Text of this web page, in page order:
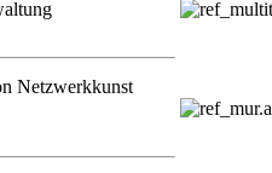
Netzwerkkunst